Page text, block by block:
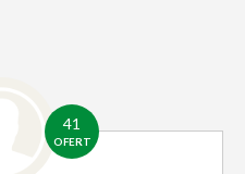
41
OFERT